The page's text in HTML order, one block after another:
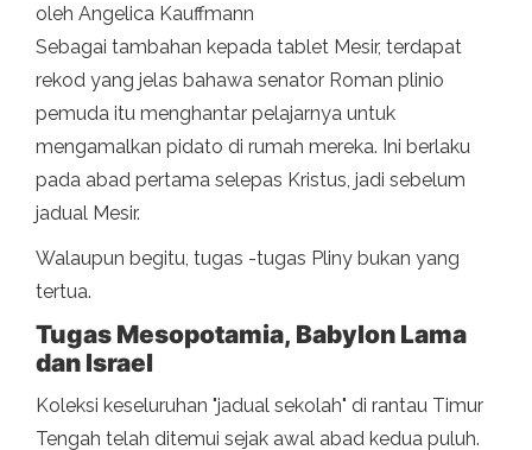
oleh Angelica Kauffmann
Sebagai tambahan kepada tablet Mesir, terdapat
rekod yang jelas bahawa senator Roman plinio
pemuda itu menghantar pelajarnya untuk
mengamalkan pidato di rumah mereka. Ini berlaku
pada abad pertama selepas Kristus, jadi sebelum
jadual Mesir.
Walaupun begitu, tugas -tugas Pliny bukan yang
tertua.
Tugas Mesopotamia, Babylon Lama
dan Israel
Koleksi keseluruhan "jadual sekolah" di rantau Timur
Tengah telah ditemui sejak awal abad kedua puluh.